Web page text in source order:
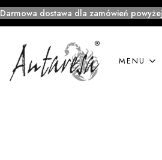
Darmowa dostawa dla zamówień
MENU